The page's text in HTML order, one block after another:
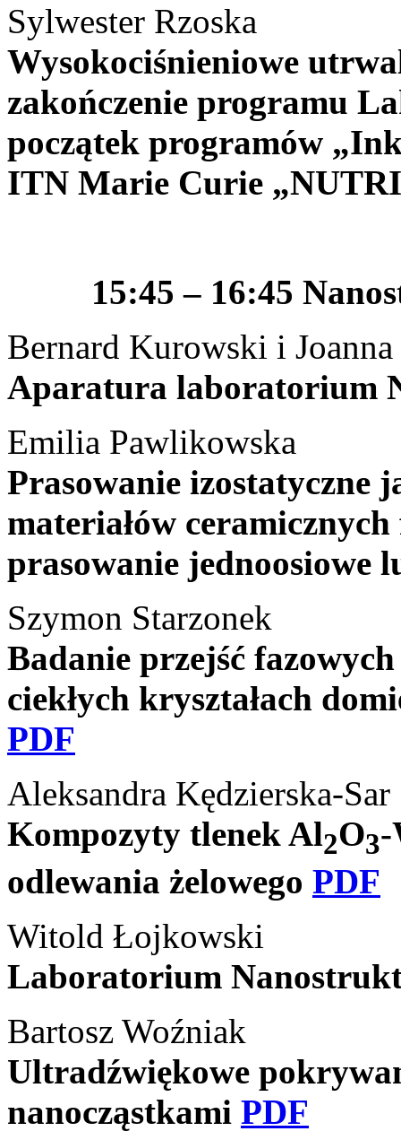
Sylwester Rzoska
Wysokociśnieniowe
zakończenie programu
początek programów
ITN Marie Curie
15:45 – 16:45
Bernard Kurowski i
Aparatura laboratorium
Emilia Pawlikowska
Prasowanie izostatyczne
materiałów
prasowanie jednoosiowe
Szymon Starzonek
Badanie przejść
ciekłych kryształach
PDF
Aleksandra Kędzierska-Sar
Kompozyty tlenek Al2O3-
odlewania żelowego PDF
Witold Łojkowski
Laboratorium
Bartosz Woźniak
Ultradźwiękowe
nanocząstkami PDF